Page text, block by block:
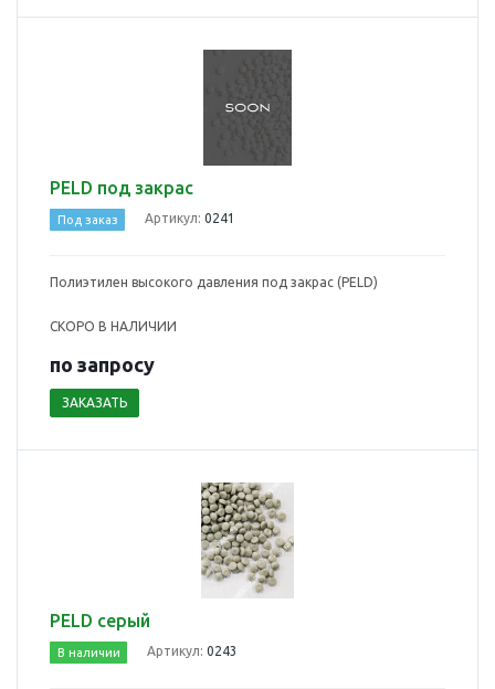
PELD под закрас
Под заказ Артикул:0241
Полиэтилен высокого давления под закрас (PELD)
СКОРО В НАЛИЧИИ
по запросу
ЗАКАЗАТЬ
PELD серый
В наличии Артикул:0243